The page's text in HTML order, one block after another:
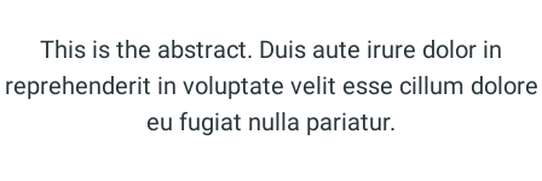
This is the abstract. Duis aute irure dolor in
reprehenderit in voluptate velit esse cillum dolore
eu fugiat nulla pariatur.